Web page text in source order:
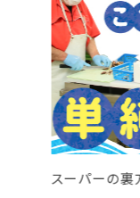
スーパーの裏